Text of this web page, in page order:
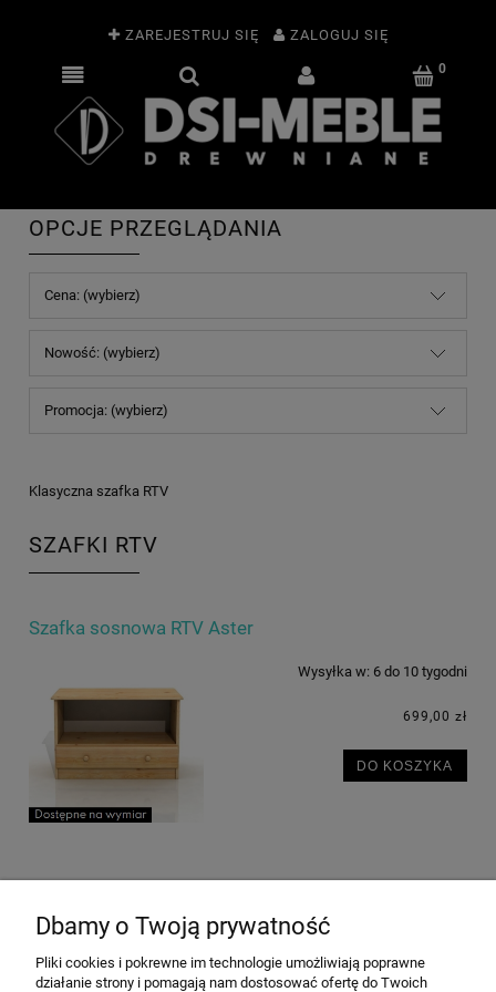
ZAREJESTRUJ SIĘ ZALOGUJ SIĘ
OPCJE PRZEGLĄDANIA
Cena: (wybierz)
Nowość: (wybierz)
Promocja: (wybierz)
Klasyczna szafka RTV
SZAFKI RTV
Szafka sosnowa RTV Aster
Wysyłka w: 6 do 10 tygodni
699,00 zł
DO KOSZYKA
O FIRMIE
Dbamy o Twoją prywatność
Pliki cookies i pokrewne im technologie umożliwiają poprawne
działanie strony i pomagają nam dostosować ofertę do Twoich